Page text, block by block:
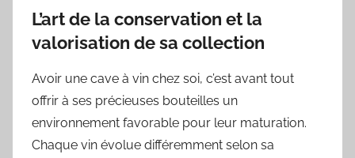
L’art de la conservation et la
valorisation de sa collection
Avoir une cave à vin chez soi, c’est avant tout
offrir à ses précieuses bouteilles un
environnement favorable pour leur maturation.
Chaque vin évolue différemment selon sa